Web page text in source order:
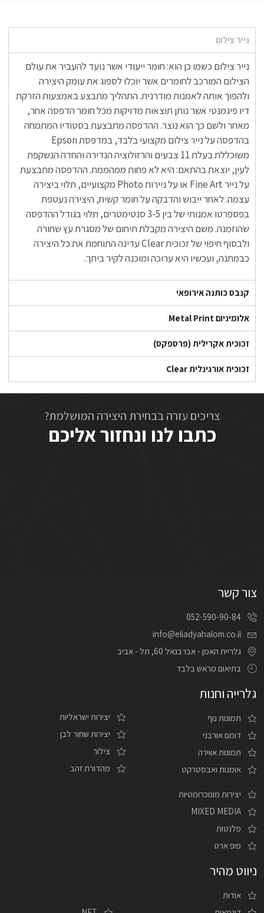
נייר צילום
נייר צילום כשמו כן הוא: חומר ייעודי אשר נועד להעביר את עולם
הצילום המורכב לחומרים אשר יוכלו לספוג את עומק היצירה
ולהפוך אותה לאמנות מודרנית. התהליך מתבצע באמצעות הזרקת
דיו פיגמנטי אשר נותן תוצאות מדויקות מכל חומר הדפסה אחר,
מאחר ולשם כך הוא נוצר. ההדפסה מתבצעת בסטודיו המתמחה
בהדפסה על נייר צילום מקצועי בלבד, במדפסת Epson
משוכללת בעלת 11 צבעים והרזולוציה הנדירה והחדה הנשקפת
לעין, יוצאת בהתאם: היא לא פחות ממהממת. ההדפסה מתבצעת
על נייר Fine Art או על ניירות Photo מקצועיים, תלוי ביצירה
עצמה. לאחר ייבוש והדבקה על חומר קשיח, היצירה נעטפת
בפספרטו אמנותי של בין 3-5 סנטימטרים, תלוי בגודל ההדפסה
שהוזמנה. משם היצירה מקבלת תיחום של מסגרת עץ שחורה
ולבסוף חיפוי של זכוכית Clear עדינה התוחמת את כל היצירה
כבמתנה, ועכשיו היא ערוכה ומוכנה לקיר ביתך.
קנבס כותנה אירופאי
אלומיניום Metal Print
זכוכית אקרילית (פרספקס)
זכוכית אורגינלית Clear
צריכים עזרה בבחירת היצירה המושלמת?
כתבו לנו ונחזור אליכם
צור קשר
052-590-90-84
info@eliadyahalom.co.il
גלריית האמן - אברבנאל 60, תל - אביב
בתיאום מראש בלבד
גלרייה וחנות
תמונות נוף
דומם אורבני
תמונות אווירה
אומנות ואבסטרקט
יצירות ישראליות
יצירות שחור לבן
צילור
מהדורת זהב
יצירות מונוכרומטיות
MIXED MEDIA
פלנטות
פופ ארט
ניווט מהיר
אודות